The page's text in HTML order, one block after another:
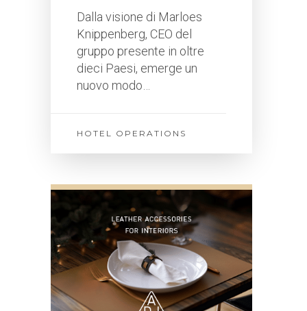
Dalla visione di Marloes
Knippenberg, CEO del
gruppo presente in oltre
dieci Paesi, emerge un
nuovo modo…
HOTEL OPERATIONS